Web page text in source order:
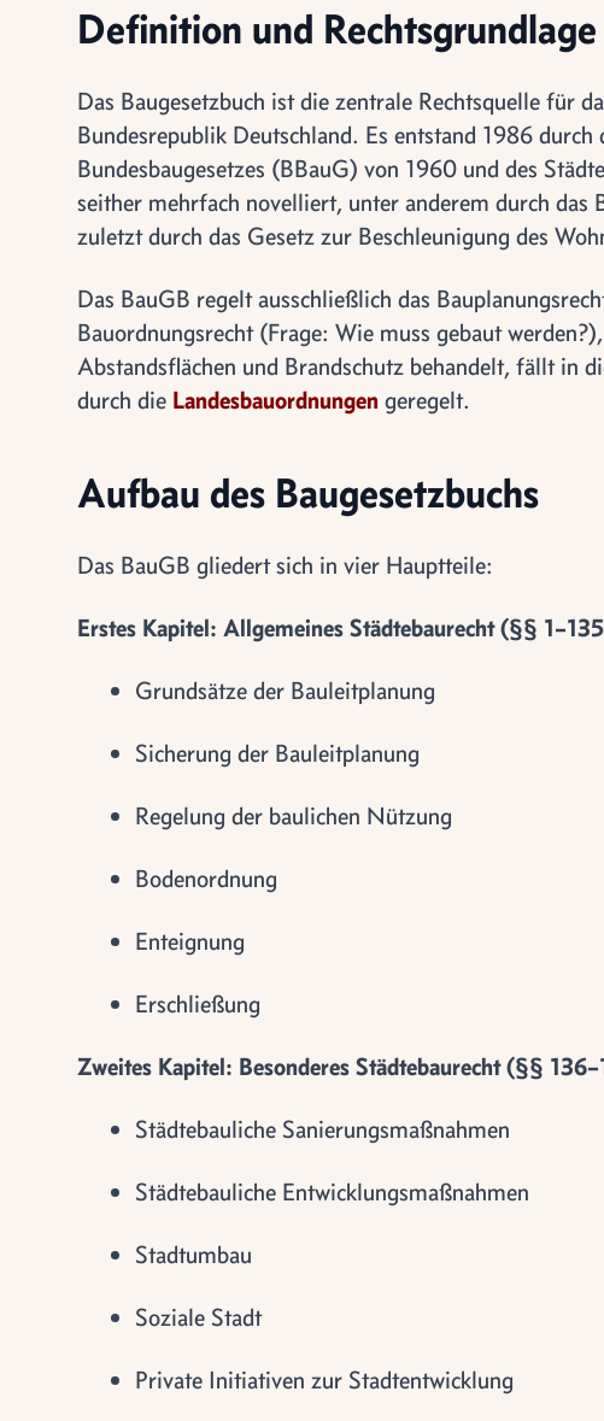
Definition und Rechtsgrundlage
Das Baugesetzbuch ist die zentrale Rechtsquelle für
Bundesrepublik Deutschland. Es entstand 1986 durch
Bundesbaugesetzes (BBauG) von 1960 und des
seither mehrfach novelliert, unter anderem durch das
zuletzt durch das Gesetz zur Beschleunigung des
Das BauGB regelt ausschließlich das
Bauordnungsrecht (Frage: Wie muss gebaut
Abstandsflächen und Brandschutz behandelt, fällt in
durch die Landesbauordnungen geregelt.
Aufbau des Baugesetzbuchs
Das BauGB gliedert sich in vier Hauptteile:
Erstes Kapitel: Allgemeines Städtebaurecht (§§
Grundsätze der Bauleitplanung
Sicherung der Bauleitplanung
Regelung der baulichen Nützung
Bodenordnung
Enteignung
Erschließung
Zweites Kapitel: Besonderes Städtebaurecht (§§
Städtebauliche Sanierungsmaßnahmen
Städtebauliche Entwicklungsmaßnahmen
Stadtumbau
Soziale Stadt
Private Initiativen zur Stadtentwicklung